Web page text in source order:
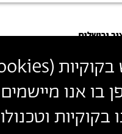
(
בו אנו
ירושלים
Bezalel Academy of